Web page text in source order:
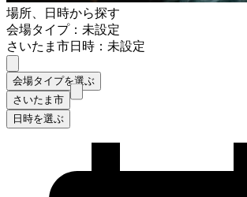
場所、日時から探す
会場タイプ：未設定
さいたま市日時：未設定
会場タイプを選ぶ
さいたま市
日時を選ぶ